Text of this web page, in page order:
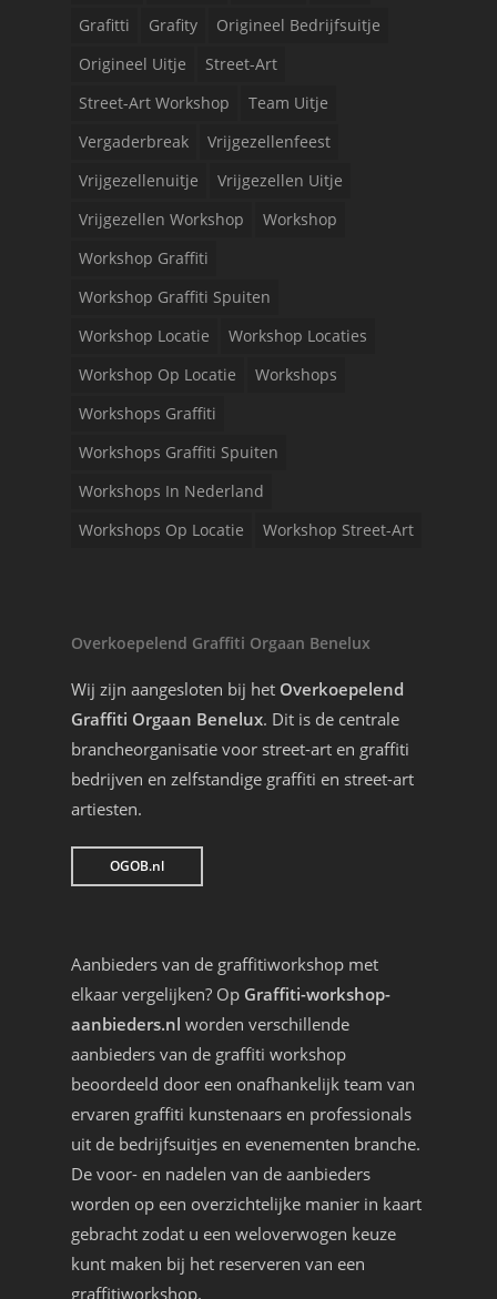
Grafitti
Grafity
Origineel Bedrijfsuitje
Origineel Uitje
Street-Art
Street-Art Workshop
Team Uitje
Vergaderbreak
Vrijgezellenfeest
Vrijgezellenuitje
Vrijgezellen Uitje
Vrijgezellen Workshop
Workshop
Workshop Graffiti
Workshop Graffiti Spuiten
Workshop Locatie
Workshop Locaties
Workshop Op Locatie
Workshops
Workshops Graffiti
Workshops Graffiti Spuiten
Workshops In Nederland
Workshops Op Locatie
Workshop Street-Art
Overkoepelend Graffiti Orgaan Benelux
Wij zijn aangesloten bij het Overkoepelend
Graffiti Orgaan Benelux. Dit is de centrale
brancheorganisatie voor street-art en graffiti
bedrijven en zelfstandige graffiti en street-art
artiesten.
OGOB.nl
Aanbieders van de graffitiworkshop met
elkaar vergelijken? Op Graffiti-workshop-
aanbieders.nl worden verschillende
aanbieders van de graffiti workshop
beoordeeld door een onafhankelijk team van
ervaren graffiti kunstenaars en professionals
uit de bedrijfsuitjes en evenementen branche.
De voor- en nadelen van de aanbieders
worden op een overzichtelijke manier in kaart
gebracht zodat u een weloverwogen keuze
kunt maken bij het reserveren van een
graffitiworkshop.